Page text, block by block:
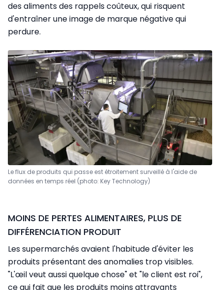
des aliments des rappels coûteux, qui risquent
d'entraîner une image de marque négative qui
perdure.
Le flux de produits qui passe est étroitement surveillé à l'aide de
données en temps réel (photo: Key Technology)
MOINS DE PERTES ALIMENTAIRES, PLUS DE
DIFFÉRENCIATION PRODUIT
Les supermarchés avaient l'habitude d'éviter les
produits présentant des anomalies trop visibles.
"L'œil veut aussi quelque chose" et "le client est roi",
ce qui fait que les produits moins attrayants